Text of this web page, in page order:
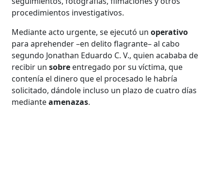
procedimientos investigativos.
Mediante acto urgente, se ejecutó un operativo
para aprehender –en delito flagrante– al cabo
segundo Jonathan Eduardo C. V., quien acababa de
recibir un sobre entregado por su víctima, que
contenía el dinero que el procesado le habría
solicitado, dándole incluso un plazo de cuatro días
medianteamenazas.